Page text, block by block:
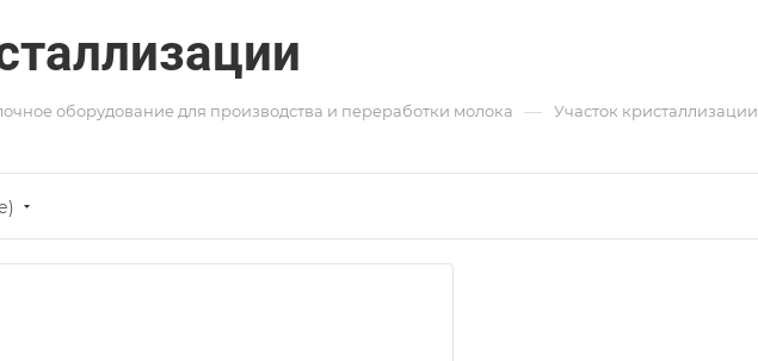
оборудование для производства и переработки молока — Участок кристаллизации